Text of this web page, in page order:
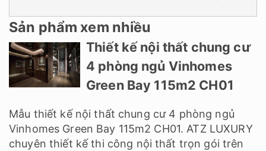
Sản phẩm xem nhiều
Thiết kế nội thất chung cư
4 phòng ngủ Vinhomes
Green Bay 115m2 CH01
Mẫu thiết kế nội thất chung cư 4 phòng ngủ
Vinhomes Green Bay 115m2 CH01. ATZ LUXURY
chuyên thiết kế thi công nội thất trọn gói trên